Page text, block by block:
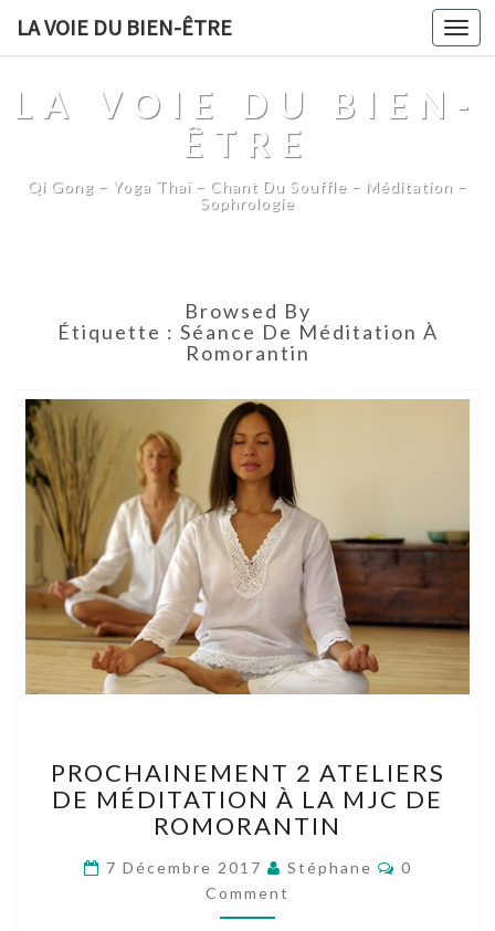
LA VOIE DU BIEN-ÊTRE
LA VOIE DU BIEN-
ÊTRE
Qi Gong – Yoga Thaï – Chant Du Souffle – Méditation –
Sophrologie
Browsed By
Étiquette : Séance De Méditation À
Romorantin
2
ATELIERS
DE
À
LA
MJC
PROCHAINEMENT 2 ATELIERS
DE MÉDITATION À LA MJC DE
ROMORANTIN
7 Décembre 2017 Stéphane Comments
0
Comment